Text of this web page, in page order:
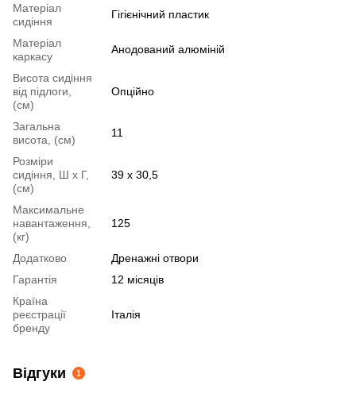
Матеріал
сидіння
Гігієнічний пластик
Матеріал
каркасу
Анодований алюміній
Висота сидіння
від підлоги,
(см)
Опційно
Загальна
висота, (см)
11
Розміри
сидіння, Ш х Г,
(см)
39 х 30,5
Максимальне
навантаження,
(кг)
125
Додатково
Дренажні отвори
Гарантія
12 місяців
Країна
реєстрації
бренду
Італія
Відгуки 1